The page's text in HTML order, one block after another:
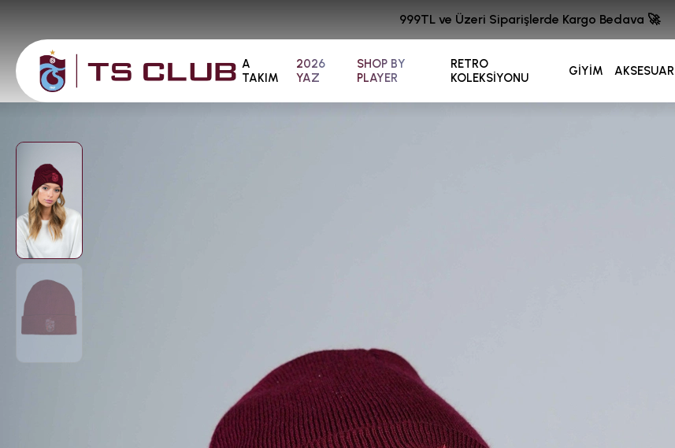
A
TAKIM
2026
YAZ
SHOP BY
PLAYER
RETRO
KOLEKSİYONU
GİYİM AKSESUAR
999TL ve Üzeri Siparişlerde Kargo Bedava 🚀